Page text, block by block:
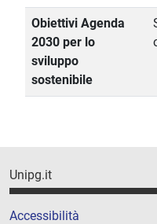
Obiettivi Agenda
2030 per lo
sviluppo
sostenibile
Unipg.it
Accessibilità